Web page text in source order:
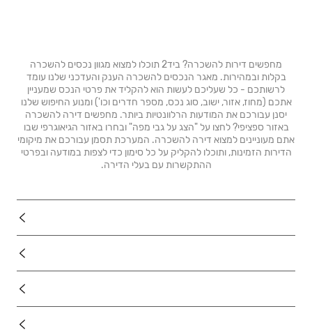
מחפשים דירות להשכרה? ביד2 תוכלו למצוא מגוון נכסים להשכרה
בקלות ובמהירות. מאגר הנכסים להשכרה הענק והעדכני שלנו עומד
לרשותכם - כל שעליכם לעשות הוא להקליד את פרטי הנכס שמעניין
אתכם (מחוז, אזור, ישוב, סוג נכס, מספר חדרים וכו') ומנוע החיפוש שלנו
יסנן עבורכם את המודעות הרלוונטיות ביותר. מחפשים דירה להשכרה
באזור ספציפי? לחצו על "הצג על גבי מפה" ובחרו באזור הגיאוגרפי שבו
אתם מעוניינים למצוא דירה להשכרה. המערכת תסמן עבורכם את מיקומי
הדירות הזמינות, ותוכלו להקליק על כל סימון כדי לצפות במודעה ובפרטי
ההתקשרות עם בעלי הדירה.